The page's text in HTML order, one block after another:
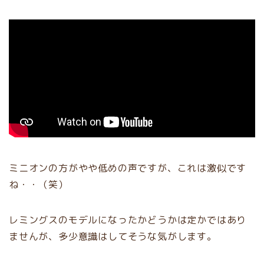
ミニオンの方がやや低めの声ですが、これは激似です
ね・・（笑）
レミングスのモデルになったかどうかは定かではあり
ませんが、多少意識はしてそうな気がします。